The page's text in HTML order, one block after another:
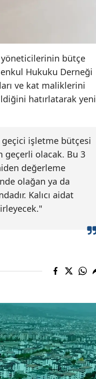
Malatya
Manisa
Kahramanmaraş
Muğla
Muş
Nevşehir
Niğde
Ordu
Samsun
Sinop
Sivas
Tekirdağ
Tokat
bütçe
Hukuku Derneği
ve kat maliklerini
hatırlatarak yeni
işletme bütçesi
geçerli olacak. Bu 3
değerleme
olağan ya da
Kalıcı aidat